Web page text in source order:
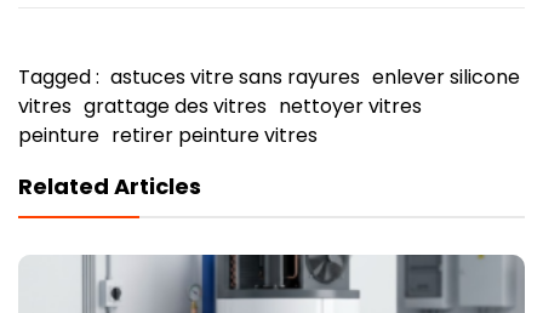
Tagged : astuces vitre sans rayures enlever silicone
vitres grattage des vitres nettoyer vitres
peinture retirer peinture vitres
Related Articles